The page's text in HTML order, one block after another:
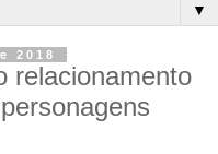
▼
2018
relacionamento